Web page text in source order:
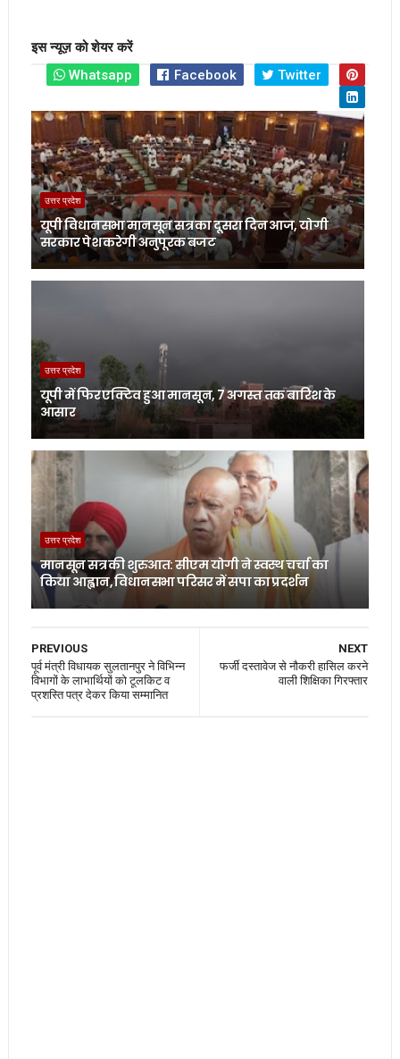
इस न्यूज़ को शेयर करें
Whatsapp
Facebook Twitter
उत्तर प्रदेश
यूपी विधानसभा मानसून सत्र का दूसरा दिन आज, योगी
सरकार पेश करेगी अनुपूरक बजट
उत्तर प्रदेश
यूपी में फिर एक्टिव हुआ मानसून, 7 अगस्त तक बारिश के
आसार
उत्तर प्रदेश
मानसून सत्र की शुरुआत: सीएम योगी ने स्वस्थ चर्चा का
किया आह्वान, विधानसभा परिसर में सपा का प्रदर्शन
NEXT
फर्जी दस्तावेज से नौकरी हासिल करने
वाली शिक्षिका गिरफ्तार
PREVIOUS
पूर्व मंत्री विधायक सुलतानपुर ने विभिन्न
विभागों के लाभार्थियों को टूलकिट व
प्रशस्ति पत्र देकर किया सम्मानित